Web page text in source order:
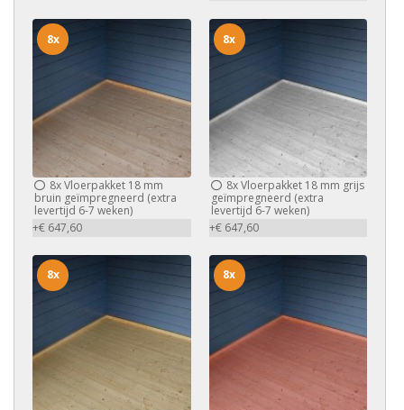
8xVloerpakket 18 mm
bruin geïmpregneerd (extra
levertijd 6-7 weken)
+€ 647,60
8x
8xVloerpakket 18 mm grijs
geïmpregneerd (extra
levertijd 6-7 weken)
+€ 647,60
8x
8x 8x